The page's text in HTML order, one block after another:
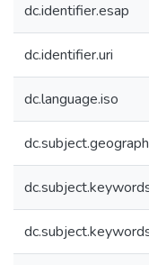
dc.identifier.esap
dc.identifier.uri
dc.language.iso